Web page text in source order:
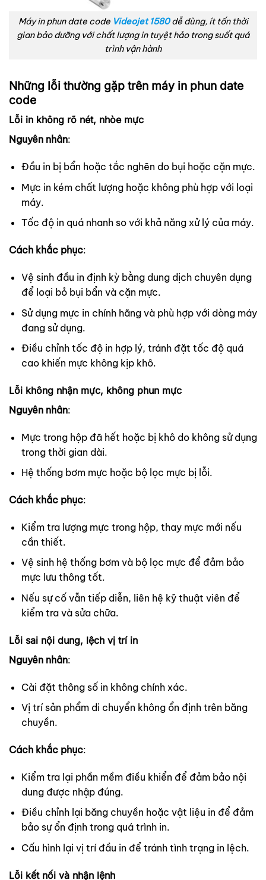
Máy in phun date code Videojet 1580 dễ dùng, ít tốn thời
gian bảo dưỡng với chất lượng in tuyệt hảo trong suốt quá
trình vận hành
Những lỗi thường gặp trên máy in phun date
code
Lỗi in không rõ nét, nhòe mực
Nguyên nhân:
Đầu in bị bẩn hoặc tắc nghẽn do bụi hoặc cặn mực.
Mực in kém chất lượng hoặc không phù hợp với loại
máy.
Tốc độ in quá nhanh so với khả năng xử lý của máy.
Cách khắc phục:
Vệ sinh đầu in định kỳ bằng dung dịch chuyên dụng
để loại bỏ bụi bẩn và cặn mực.
Sử dụng mực in chính hãng và phù hợp với dòng máy
đang sử dụng.
Điều chỉnh tốc độ in hợp lý, tránh đặt tốc độ quá
cao khiến mực không kịp khô.
Lỗi không nhận mực, không phun mực
Nguyên nhân:
Mực trong hộp đã hết hoặc bị khô do không sử dụng
trong thời gian dài.
Hệ thống bơm mực hoặc bộ lọc mực bị lỗi.
Cách khắc phục:
Kiểm tra lượng mực trong hộp, thay mực mới nếu
cần thiết.
Vệ sinh hệ thống bơm và bộ lọc mực để đảm bảo
mực lưu thông tốt.
Nếu sự cố vẫn tiếp diễn, liên hệ kỹ thuật viên để
kiểm tra và sửa chữa.
Lỗi sai nội dung, lệch vị trí in
Nguyên nhân:
Cài đặt thông số in không chính xác.
Vị trí sản phẩm di chuyển không ổn định trên băng
chuyền.
Cách khắc phục:
Kiểm tra lại phần mềm điều khiển để đảm bảo nội
dung được nhập đúng.
Điều chỉnh lại băng chuyền hoặc vật liệu in để đảm
bảo sự ổn định trong quá trình in.
Cấu hình lại vị trí đầu in để tránh tình trạng in lệch.
Lỗi kết nối và nhận lệnh